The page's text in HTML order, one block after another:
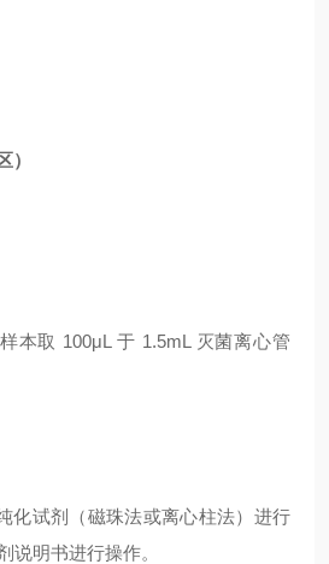
）
本取 100μL 于 1.5mL 灭菌离心管
化试剂（磁珠法或离心柱法）进行
说明书进行操作。